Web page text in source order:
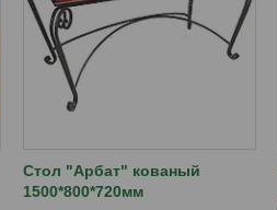
Стол "Арбат" кованый
1500*800*720мм